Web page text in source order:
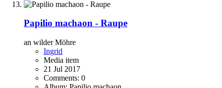
Papilio machaon - Raupe
an wilder Möhre
Ingrid
Media item
21 Jul 2017
Comments: 0